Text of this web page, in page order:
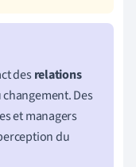
des relations
Des
et managers
du